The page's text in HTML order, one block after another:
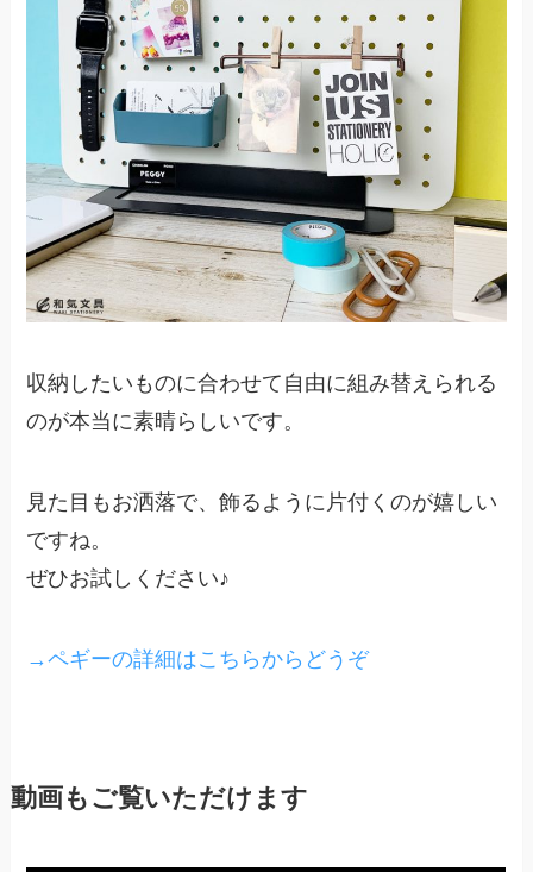
収納したいものに合わせて自由に組み替えられる
のが本当に素晴らしいです。
見た目もお洒落で、飾るように片付くのが嬉しい
ですね。
ぜひお試しください♪
→ペギーの詳細はこちらからどうぞ
動画もご覧いただけます